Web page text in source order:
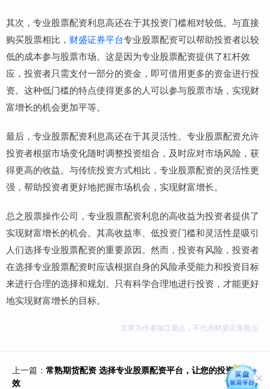
其次，专业股票配资利息高还在于其投资门槛相对较低。与直接
购买股票相比， 财盛证券平台专业股票配资可以帮助投资者以较
低的成本参与股票市场。这是因为专业股票配资提供了杠杆效
应，投资者只需支付一部分的资金，即可借用更多的资金进行投
资。这种低门槛的特点使得更多的人可以参与股票市场，实现财
富增长的机会更加平等。
最后，专业股票配资利息高还在于其灵活性。专业股票配资允许
投资者根据市场变化随时调整投资组合，及时应对市场风险，获
得更高的收益。与传统投资方式相比，专业股票配资的灵活性更
强，帮助投资者更好地把握市场机会，实现财富增长。
总之股票操作公司，专业股票配资利息的高收益为投资者提供了
实现财富增长的机会。其高收益率、低投资门槛和灵活性是吸引
人们选择专业股票配资的重要原因。然而，投资有风险，投资者
在选择专业股票配资时应该根据自身的风险承受能力和投资目标
来进行合理的选择和规划。只有科学合理地进行投资，才能更好
地实现财富增长的目标。
文章为作者独立观点，不代表财盛证券观点
上一篇： 常熟期货配资 选择专业股票配资平台，让您的投资更高
效